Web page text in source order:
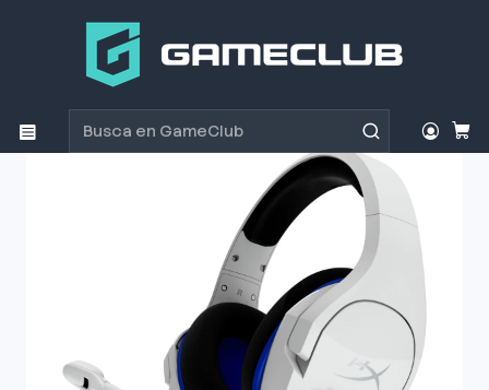
Productos
Audífono Gamer HyperX Cloud Stinger Core Wireless